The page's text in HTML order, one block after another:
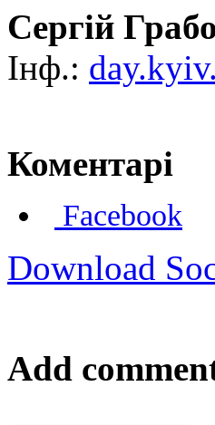
Сергій
Інф.:
Коментарі
Facebook
Download
Add